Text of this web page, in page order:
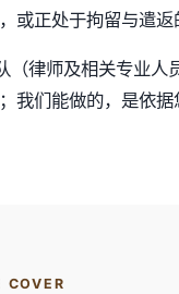
或正处于拘留与遣返
律师及相关专业人
我们能做的，是依
COVER